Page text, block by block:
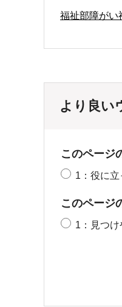
福祉部障がい
より良い
このページ
1：役に立
このページ
1：見つけ